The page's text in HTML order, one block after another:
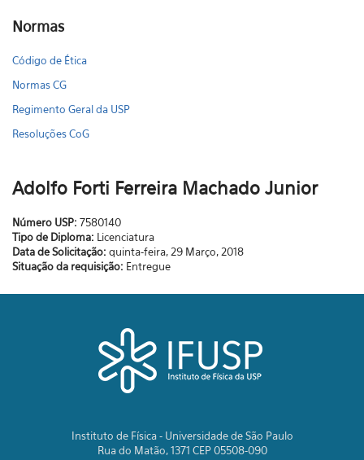
Normas
Código de Ética
Normas CG
Regimento Geral da USP
Resoluções CoG
Adolfo Forti Ferreira Machado Junior
Número USP: 7580140
Tipo de Diploma: Licenciatura
Data de Solicitação: quinta-feira, 29 Março, 2018
Situação da requisição: Entregue
Instituto de Física - Universidade de São Paulo
Rua do Matão, 1371 CEP 05508-090